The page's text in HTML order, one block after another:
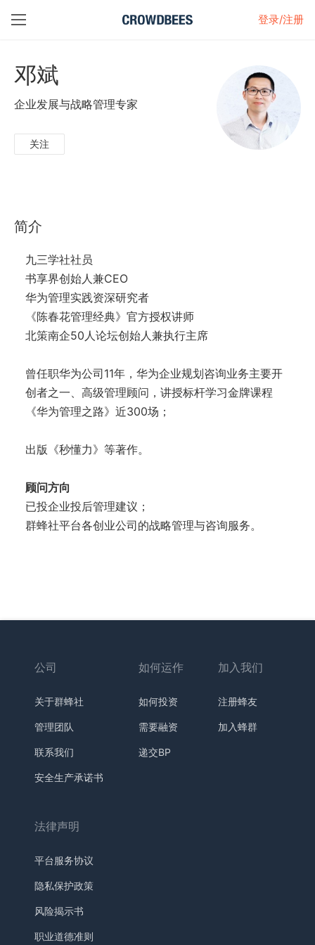
登录/注册
邓斌
企业发展与战略管理专家
关注
简介
九三学社社员
书享界创始人兼CEO
华为管理实践资深研究者
《陈春花管理经典》官方授权讲师
北策南企50人论坛创始人兼执行主席
曾任职华为公司11年，华为企业规划咨询业务主要开
创者之一、高级管理顾问，讲授标杆学习金牌课程
《华为管理之路》近300场；
出版《秒懂力》等著作。
顾问方向
已投企业投后管理建议；
群蜂社平台各创业公司的战略管理与咨询服务。
公司
关于群蜂社
管理团队
联系我们
安全生产承诺书
如何运作
如何投资
需要融资
递交BP
加入我们
注册蜂友
加入蜂群
法律声明
平台服务协议
隐私保护政策
风险揭示书
职业道德准则